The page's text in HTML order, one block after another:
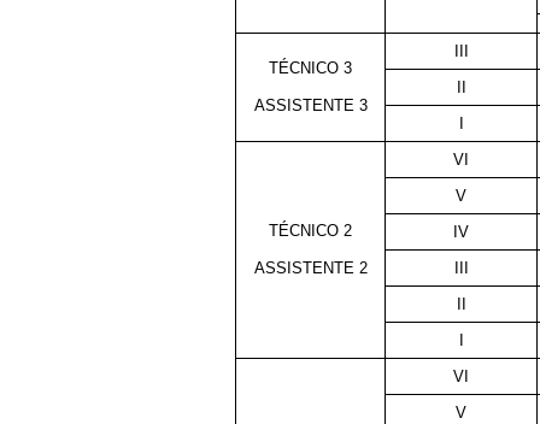
TÉCNICO 3
ASSISTENTE 3
TÉCNICO 2
ASSISTENTE 2
VI
V
IV
VI
V